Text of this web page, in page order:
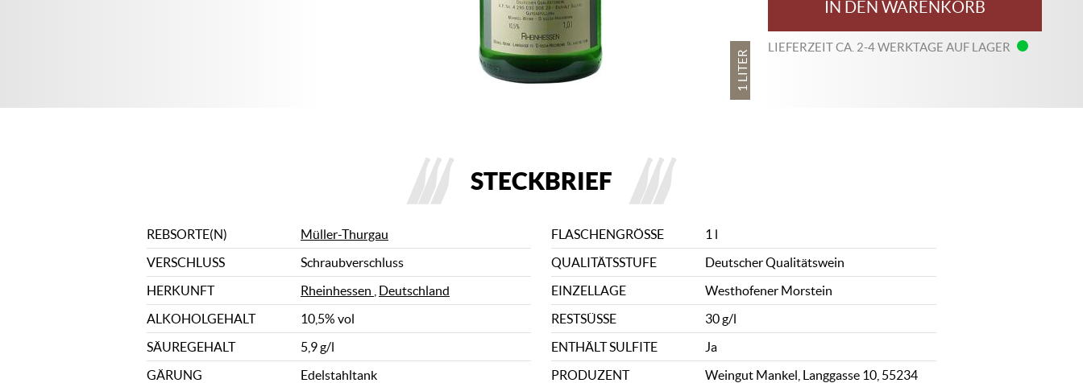
1 LITER
IN DEN WARENKORB
LIEFERZEIT CA. 2-4 WERKTAGE AUF LAGER
STECKBRIEF
REBSORTE(N) Müller-Thurgau FLASCHENGRÖSSE
1 l
VERSCHLUSS
Schraubverschluss QUALITÄTSSTUFE
Deutscher Qualitätswein
HERKUNFT
Rheinhessen Deutschland EINZELLAGE
Westhofener Morstein
ALKOHOLGEHALT
10,5% vol RESTSÜSSE
30 g/l
SÄUREGEHALT
5,9 g/l ENTHÄLT SULFITE
Ja
GÄRUNG
Edelstahltank PRODUZENT
Weingut Mankel, Langgasse 10, 55234